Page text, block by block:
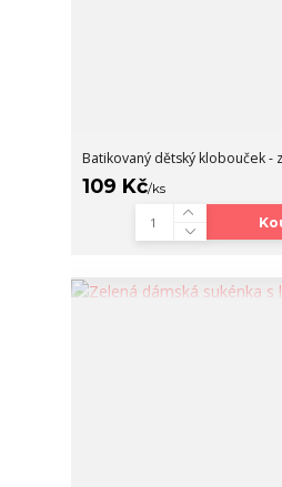
Batikovaný dětský klobouček -
109 Kč/ks